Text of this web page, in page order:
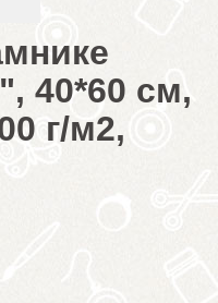
40*60 см,
г/м2,